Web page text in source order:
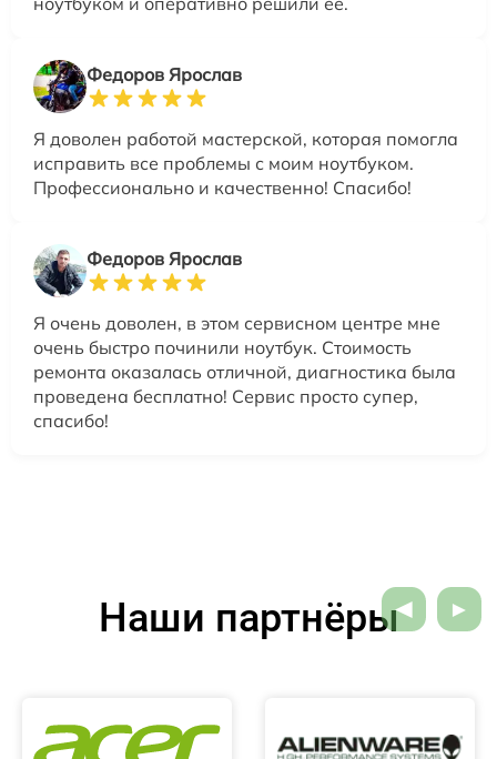
Федоров Ярослав
Я доволен работой мастерской, которая помогла
исправить все проблемы с моим ноутбуком.
Профессионально и качественно! Спасибо!
Федоров Ярослав
Я очень доволен, в этом сервисном центре мне
очень быстро починили ноутбук. Стоимость
ремонта оказалась отличной, диагностика была
проведена бесплатно! Сервис просто супер,
спасибо!
Наши партнёры